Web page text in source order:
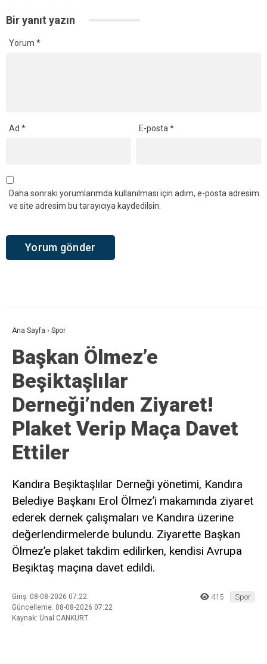
Bir yanıt yazın
Yorum *
Ad * E-posta*
Daha sonraki yorumlarımda kullanılması için adım, e-posta adresim
ve site adresim bu tarayıcıya kaydedilsin.
Ana Sayfa › Spor
Başkan Ölmez’e
Beşiktaşlılar
Derneği’nden Ziyaret!
Plaket Verip Maça Davet
Ettiler
Kandıra Beşiktaşlılar Derneği yönetimi, Kandıra
Belediye Başkanı Erol Ölmez’i makamında ziyaret
ederek dernek çalışmaları ve Kandıra üzerine
değerlendirmelerde bulundu. Ziyarette Başkan
Ölmez’e plaket takdim edilirken, kendisi Avrupa
Beşiktaş maçına davet edildi.
Giriş: 08-08-2026 07:22
Güncelleme: 08-08-2026 07:22
Kaynak: Ünal CANKURT
415 Spor